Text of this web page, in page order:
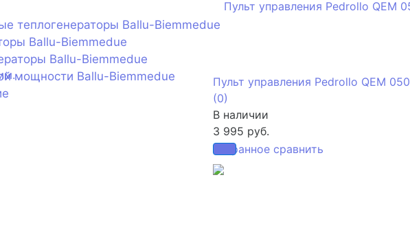
теплогенераторы Ballu-Biemmedue
Ballu-Biemmedue
Ballu-Biemmedue
мощности Ballu-Biemmedue
избранное сравнить
Пульт управления Pedrollo QEM 050
(0)
В наличии
3 995 руб.